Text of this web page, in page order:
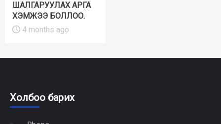
ШАЛГАРУУЛАХ АРГА
ХЭМЖЭЭ БОЛЛОО.
4 months ago
Холбоо барих